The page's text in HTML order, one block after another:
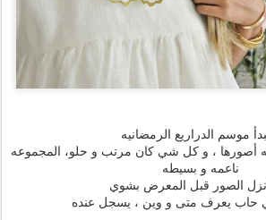
موسم الدراريع الرمضانيه
أصورها ، و كل شي كان مرتب و حلو، المجموعه
ناعمه و بسيطه
الصور قبل المعرض بشوي
حاب يعرف متى و وين ، يسجل عنده